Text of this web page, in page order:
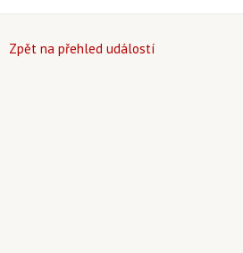
Zpět na přehled událostí